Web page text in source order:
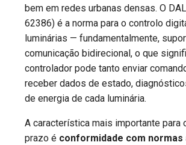
bem em redes urbanas densas. O
62386) é a norma para o controlo
luminárias — fundamentalmente,
comunicação bidirecional, o que
controlador pode tanto enviar
receber dados de estado,
de energia de cada luminária.
A característica mais importante para
prazo é conformidade com normas